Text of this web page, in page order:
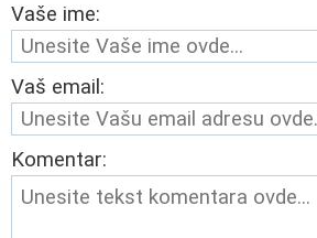
Vaše ime:
Vaš email:
Komentar: